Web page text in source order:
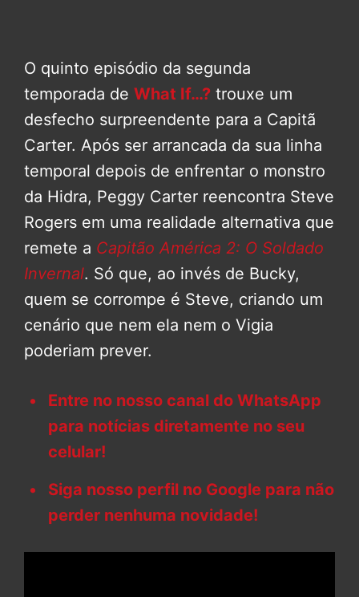
O quinto episódio da segunda
temporada de What If…? trouxe um
desfecho surpreendente para a Capitã
Carter. Após ser arrancada da sua linha
temporal depois de enfrentar o monstro
da Hidra, Peggy Carter reencontra Steve
Rogers em uma realidade alternativa que
remete a Capitão América 2: O Soldado
Invernal. Só que, ao invés de Bucky,
quem se corrompe é Steve, criando um
cenário que nem ela nem o Vigia
poderiam prever.
Entre no nosso canal do WhatsApp
para notícias diretamente no seu
celular!
Siga nosso perfil no Google para não
perder nenhuma novidade!